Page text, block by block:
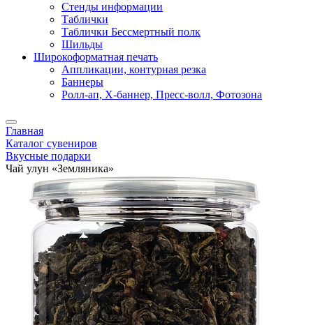
Стенды информации
Таблички
Таблички Бессмертный полк
Шильды
Широкоформатная печать
Аппликации, контурная резка
Баннеры
Ролл-ап, X-баннер, Пресс-волл, Фотозона
Главная
Каталог сувениров
Вкусные подарки
Чай улун «Земляника»